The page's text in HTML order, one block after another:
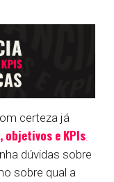
certeza já
objetivos e KPIs.
dúvidas sobre
sobre qual a